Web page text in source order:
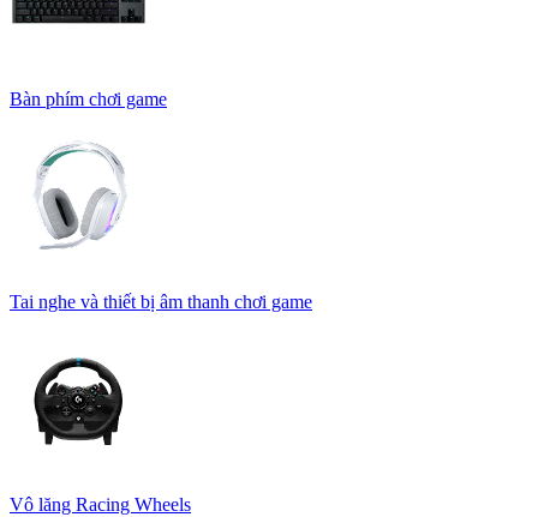
Bàn phím chơi game
Tai nghe và thiết bị âm thanh chơi game
Vô lăng Racing Wheels